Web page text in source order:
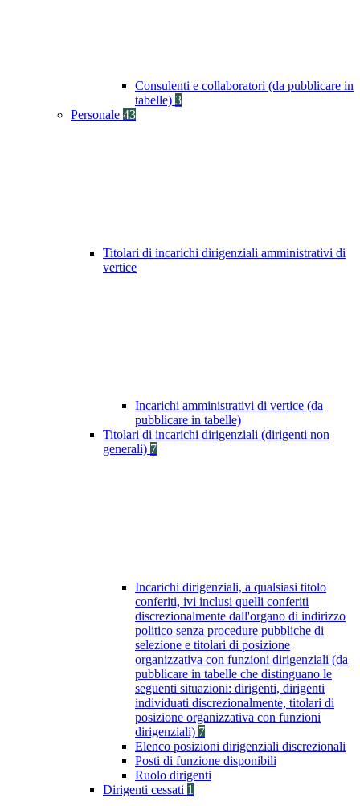
Consulenti e collaboratori (da pubblicare in
tabelle) 3
Personale 43
Titolari di incarichi dirigenziali amministrativi di
vertice
Incarichi amministrativi di vertice (da
pubblicare in tabelle)
Titolari di incarichi dirigenziali (dirigenti non
generali) 7
Incarichi dirigenziali, a qualsiasi titolo
conferiti, ivi inclusi quelli conferiti
discrezionalmente dall'organo di indirizzo
politico senza procedure pubbliche di
selezione e titolari di posizione
organizzativa con funzioni dirigenziali (da
pubblicare in tabelle che distinguano le
seguenti situazioni: dirigenti, dirigenti
individuati discrezionalmente, titolari di
posizione organizzativa con funzioni
dirigenziali) 7
Elenco posizioni dirigenziali discrezionali
Posti di funzione disponibili
Ruolo dirigenti
Dirigenti cessati 1